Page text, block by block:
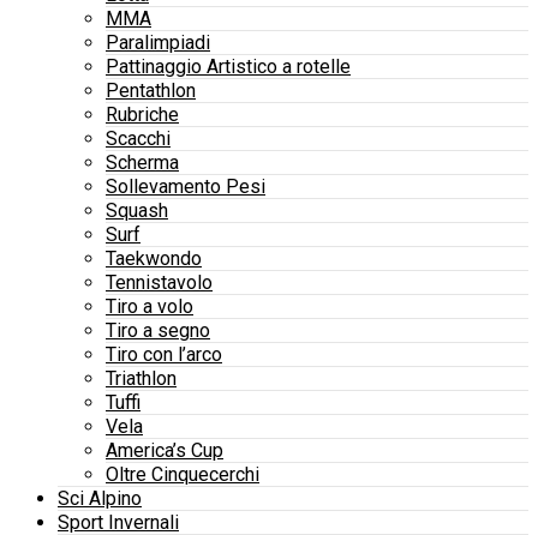
MMA
Paralimpiadi
Pattinaggio Artistico a rotelle
Pentathlon
Rubriche
Scacchi
Scherma
Sollevamento Pesi
Squash
Surf
Taekwondo
Tennistavolo
Tiro a volo
Tiro a segno
Tiro con l’arco
Triathlon
Tuffi
Vela
America’s Cup
Oltre Cinquecerchi
Sci Alpino
Sport Invernali